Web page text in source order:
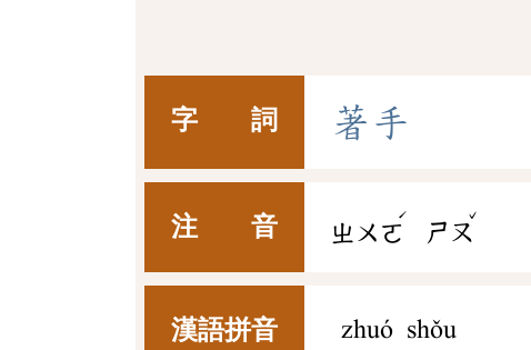
字 詞 著 手
注 音 ㄓㄨㄛ
ˊ
ㄕㄡ
ˇ
漢語拼音 zhuó shǒu